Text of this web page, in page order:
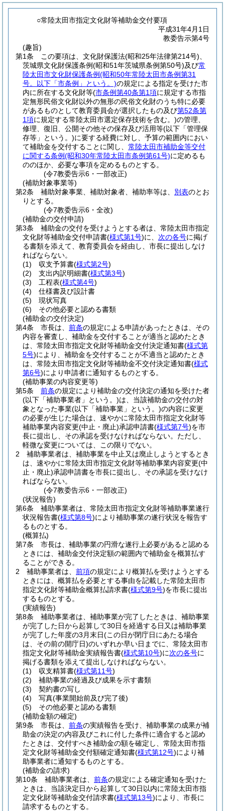
○常陸太田市指定文化財等補助金交付要項
平成31年4月1日
教委告示第4号
(趣旨)
第1条
この要項は、文化財保護法(昭和25年法律第214号)
茨城県文化財保護条例(昭和51年茨城県条例第50号)及び常
陸太田市文化財保護条例(昭和50年常陸太田市条例第31
号。以下「市条例」という。)の規定による指定を受けた市
内に所在する文化財等(市条例第40条第1項に規定する市指
定無形民俗文化財以外の無形の民俗文化財のうち特に必要
があるものとして教育委員会が選択したもの及び第52条第
1項に規定する常陸太田市選定保存技術を含む。)の管理、
修理、復旧、公開その他その保存及び活用等(以下「管理保
存等」という。)に要する経費に対し、予算の範囲内におい
て補助金を交付することに関し、 常陸太田市補助金等交付
に関する条例(昭和30年常陸太田市条例第61号)に定めるも
ののほか、必要な事項を定めるものとする。
(令7教委告示6・一部改正)
(補助対象事業等)
第2条
補助対象事業、補助対象者、補助率等は、 別表のとお
りとする。
(令7教委告示6・全改)
(補助金の交付申請)
第3条
補助金の交付を受けようとする者は、常陸太田市指定
文化財等補助金交付申請書(様式第1号)に、 次の各号に掲げ
る書類を添えて、教育委員会を経由し、市長に提出しなけ
ればならない。
(1)
収支予算書(様式第2号)
(2)
支出内訳明細書(様式第3号)
(3)
工程表(様式第4号)
(4)
仕様書及び設計書
(5)
現状写真
(6)
その他必要と認める書類
(補助金の交付決定)
第4条
市長は、 前条の規定による申請があったときは、その
内容を審査し、補助金を交付することが適当と認めたとき
は、常陸太田市指定文化財等補助金交付決定通知書(様式第
5号)により、補助金を交付することが不適当と認めたとき
は、常陸太田市指定文化財等補助金不交付決定通知書(様式
第6号)により申請者に通知するものとする。
(補助事業の内容変更等)
第5条
前条の規定により補助金の交付決定の通知を受けた者
(以下「補助事業者」という。)は、当該補助金の交付の対
象となった事業(以下「補助事業」という。)の内容に変更
の必要が生じた場合は、速やかに常陸太田市指定文化財等
補助事業内容変更(中止・廃止)承認申請書(様式第7号)を市
長に提出し、その承認を受けなければならない。 ただし、
軽微な変更については、この限りでない。
2
補助事業者は、補助事業を中止又は廃止しようとするとき
は、速やかに常陸太田市指定文化財等補助事業内容変更(中
止・廃止)承認申請書を市長に提出し、その承認を受けなけ
ればならない。
(令7教委告示6・一部改正)
(状況報告)
第6条
補助事業者は、常陸太田市指定文化財等補助事業遂行
状況報告書(様式第8号)により補助事業の遂行状況を報告す
るものとする。
(概算払)
第7条
市長は、補助事業の円滑な遂行上必要があると認める
ときには、補助金交付決定額の範囲内で補助金を概算払す
ることができる。
2
補助事業者は、 前項の規定により概算払を受けようとする
ときには、概算払を必要とする事由を記載した常陸太田市
指定文化財等補助金概算払請求書(様式第9号)を市長に提出
するものとする。
(実績報告)
第8条
補助事業者は、補助事業が完了したときは、補助事業
が完了した日から起算して30日を経過する日又は補助事業
が完了した年度の3月末日(この日が閉庁日にあたる場合
は、その前の開庁日)のいずれか早い日までに、常陸太田市
指定文化財等補助金実績報告書(様式第10号)に次の各号に
掲げる書類を添えて提出しなければならない。
(1)
収支精算書(様式第11号)
(2)
補助事業の経過及び成果を示す書類
(3)
契約書の写し
(4)
写真(事業開始前及び完了後)
(5)
その他必要と認める書類
(補助金額の確定)
第9条
市長は、 前条の実績報告を受け、補助事業の成果が補
助金の決定の内容及びこれに付した条件に適合すると認め
たときは、交付すべき補助金の額を確定し、常陸太田市指
定文化財等補助金交付額確定通知書(様式第12号)により補
助事業者に通知するものとする。
(補助金の請求)
第10条
補助事業者は、 前条の規定による確定通知を受けた
ときは、当該決定日から起算して30日以内に常陸太田市指
定文化財等補助金交付請求書(様式第13号)により、市長に
請求するものとする。